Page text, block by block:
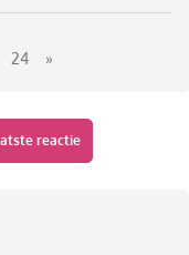
24 »
reactie